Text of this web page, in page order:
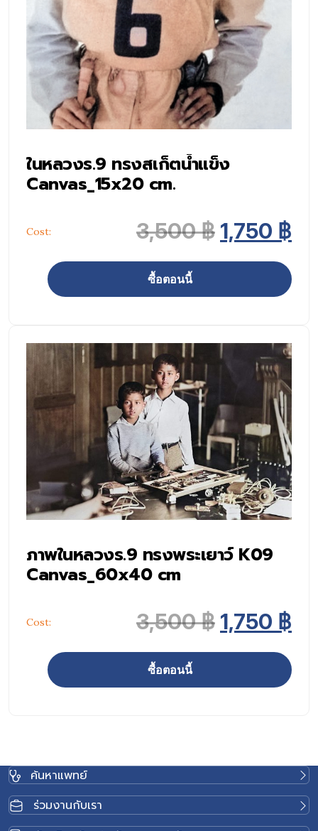
ในหลวงร.9 ทรงสเก็ตน้ำแข็ง
Canvas_15x20 cm.
Cost: 3,500฿ Original
1,750 ฿
จำนวน ในหลวงร.9 ทรงสเก็ตน้ำแข็ง Canvas_15x20 cm. ชิ้น
ซื้อตอนนี้
ภาพในหลวงร.9 ทรงพระเยาว์ K09
Canvas_60x40 cm
Cost: 3,500฿ Original
1,750 ฿
จำนวน ภาพในหลวงร.9 ทรงพระเยาว์ K09 Canvas_60x40
ซื้อตอนนี้
ค้นหาแพทย์
ร่วมงานกับเรา